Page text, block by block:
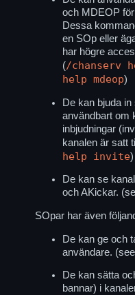
och MDEOP
Dessa
en SOp eller
har högre
(/chanserv
help mdeop)
De kan bjuda
användbart om
inbjudningar
kanalen är satt
help invite)
De kan se
och AKickar.
SOpar har även
De kan ge och
användare.
De kan sätta
bannar) i